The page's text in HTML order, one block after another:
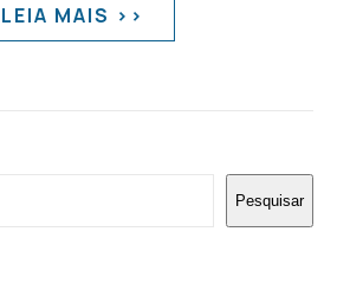
LEIA MAIS >>
Pesquisar